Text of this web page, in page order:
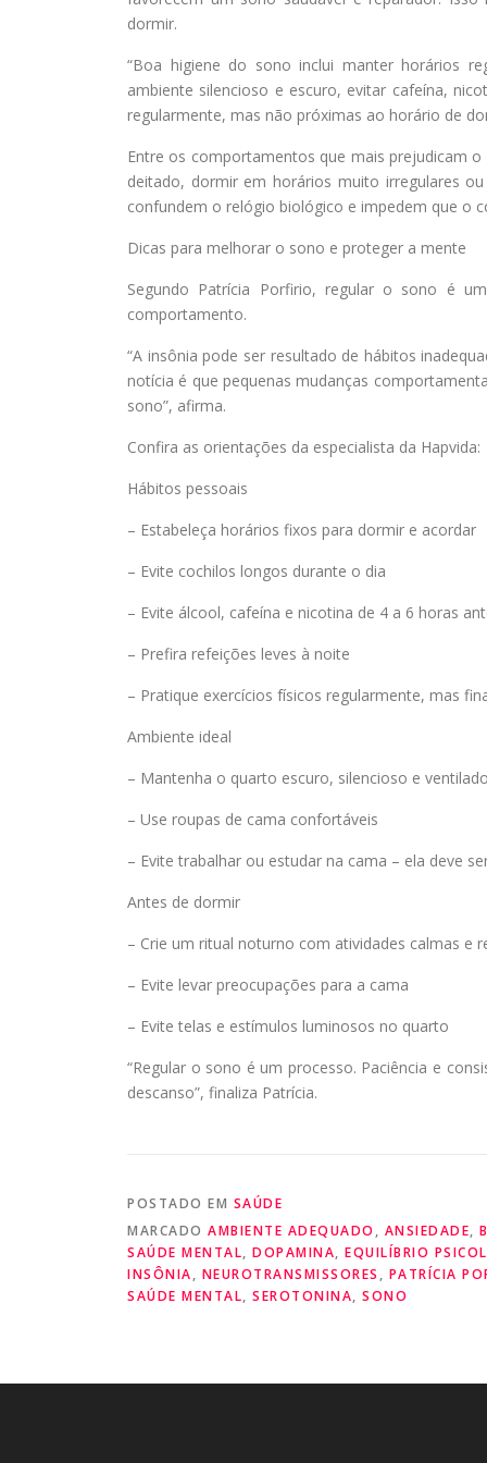
dormir.
“Boa higiene do sono inclui manter horários
ambiente silencioso e escuro, evitar cafeína,
regularmente, mas não próximas ao horário de
Entre os comportamentos que mais prejudicam
deitado, dormir em horários muito irregulares
confundem o relógio biológico e impedem que o
Dicas para melhorar o sono e proteger a mente
Segundo Patrícia Porfirio, regular o sono é
comportamento.
“A insônia pode ser resultado de hábitos
notícia é que pequenas mudanças
sono”, afirma.
Confira as orientações da especialista da Hapvida:
Hábitos pessoais
– Estabeleça horários fixos para dormir e acordar
– Evite cochilos longos durante o dia
– Evite álcool, cafeína e nicotina de 4 a 6 horas
– Prefira refeições leves à noite
– Pratique exercícios físicos regularmente, mas
Ambiente ideal
– Mantenha o quarto escuro, silencioso e
– Use roupas de cama confortáveis
– Evite trabalhar ou estudar na cama – ela deve
Antes de dormir
– Crie um ritual noturno com atividades calmas e
– Evite levar preocupações para a cama
– Evite telas e estímulos luminosos no quarto
“Regular o sono é um processo. Paciência e
descanso”, finaliza Patrícia.
POSTADO EM SAÚDE
MARCADO AMBIENTE ADEQUADO , ANSIEDADE,
SAÚDE MENTAL, DOPAMINA, EQUILÍBRIO
INSÔNIA, NEUROTRANSMISSORES , PATRÍCIA
SAÚDE MENTAL, SEROTONINA, SONO